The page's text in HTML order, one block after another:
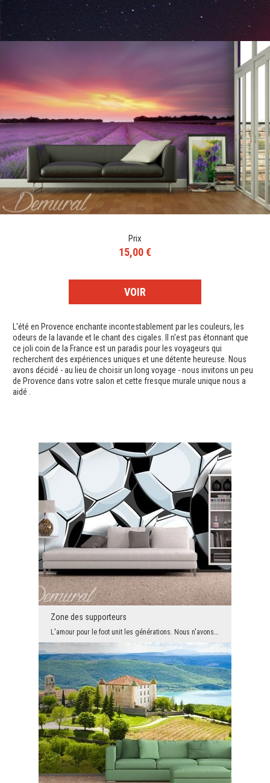
Prix
15,00 €
VOIR
L'été en Provence enchante incontestablement par les couleurs, les
odeurs de la lavande et le chant des cigales. Il n'est pas étonnant que
ce joli coin de la France est un paradis pour les voyageurs qui
recherchent des expériences uniques et une détente heureuse. Nous
avons décidé - au lieu de choisir un long voyage - nous invitons un peu
de Provence dans votre salon et cette fresque murale unique nous a
aidé .
Zone des supporteurs